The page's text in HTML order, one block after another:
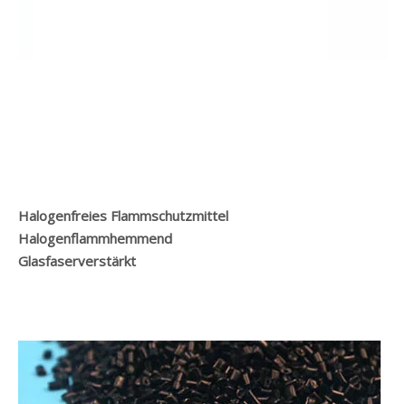
Halogenfreies Flammschutzmittel
Halogenflammhemmend
Glasfaserverstärkt